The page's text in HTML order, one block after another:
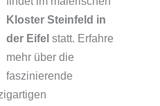
Kloster Steinfeld in
der Eifelstatt. Erfahre
mehr über die
faszinierende